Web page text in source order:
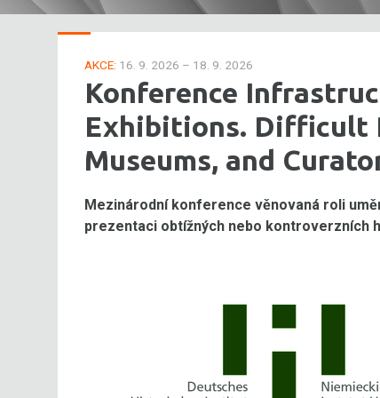
AKCE: 16. 9. 2026 – 18. 9. 2026
Konference
Exhibitions. Difficult
Museums, and
Mezinárodní konference věnovaná roli
prezentaci obtížných nebo kontroverzních